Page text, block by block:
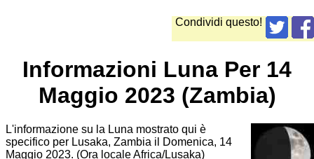
Condividi questo!
Informazioni Luna Per 14
Maggio 2023 (Zambia)
L'informazione su la Luna mostrato qui è
specifico per Lusaka, Zambia il Domenica, 14
Maggio 2023. (Ora locale Africa/Lusaka)